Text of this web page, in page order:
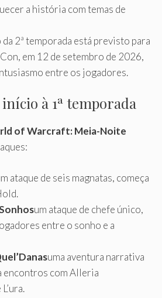
a história com temas de
2ª temporada está previsto para
em 12 de setembro de 2026,
entre os jogadores.
à 1ª temporada
of Warcraft: Meia-Noite
ataque de seis magnatas, começa
um ataque de chefe único,
entre o sonho e a
uma aventura narrativa
encontros com Alleria